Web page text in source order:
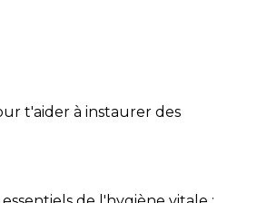
t'aider à instaurer des